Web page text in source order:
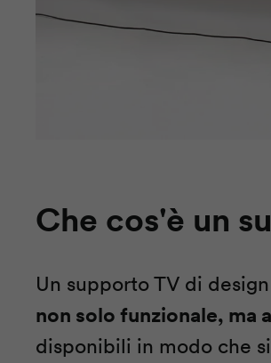
Che cos'è un
Un supporto TV di
non solo funzionale, ma
disponibili in modo che